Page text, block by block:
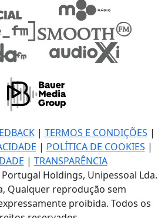
| TERMOS E CONDIÇÕES |
| POLÍTICA DE COOKIES |
| TRANSPARÊNCIA
Holdings, Unipessoal Lda.
Qualquer reprodução sem
proibida. Todos os